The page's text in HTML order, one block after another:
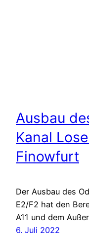
Ausbau
Kanal
Finowfurt
Der Ausbau des
E2/F2 hat den
A11 und dem
6. Juli 2022